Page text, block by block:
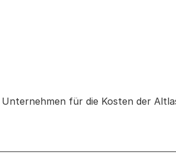
für die Kosten der